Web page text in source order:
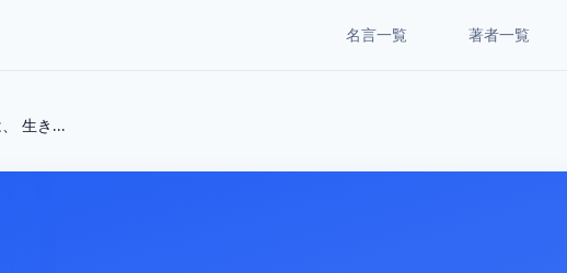
名言一覧 著者一覧
生き...